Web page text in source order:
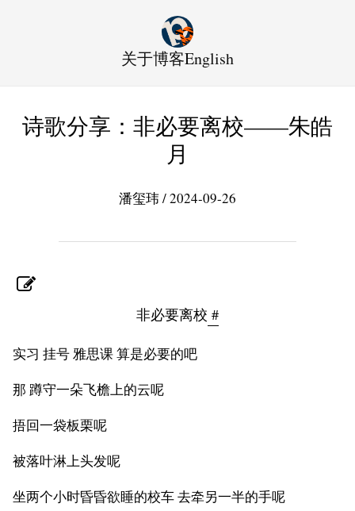
关于博客English
诗歌分享：非必要离校——朱皓
月
潘玺玮 / 2024-09-26
非必要离校 #
实习 挂号 雅思课 算是必要的吧
那 蹲守一朵飞檐上的云呢
捂回一袋板栗呢
被落叶淋上头发呢
坐两个小时昏昏欲睡的校车 去牵另一半的手呢